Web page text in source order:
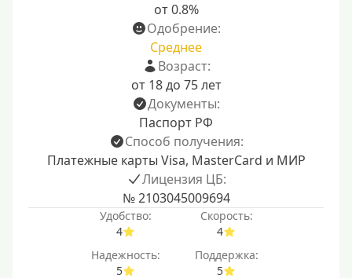
от 0.8%
Одобрение:
Среднее
Возраст:
от 18 до 75 лет
Документы:
Паспорт РФ
Способ получения:
Платежные карты Visa, MasterCard и МИР
Лицензия ЦБ:
№ 2103045009694
Удобство:
4
Скорость:
4
Надежность:
5
Поддержка:
5